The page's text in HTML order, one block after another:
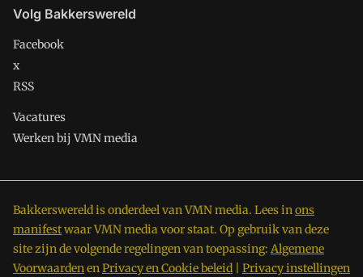
Volg Bakkerswereld
Facebook
x
RSS
Vacatures
Werken bij VMN media
Bakkerswereld is onderdeel van VMN media. Lees inons
manifestwaar VMN media voor staat. Op gebruik van deze
site zijn de volgende regelingen van toepassing: Algemene
VoorwaardenenPrivacy en Cookie beleid Privacy instellingen